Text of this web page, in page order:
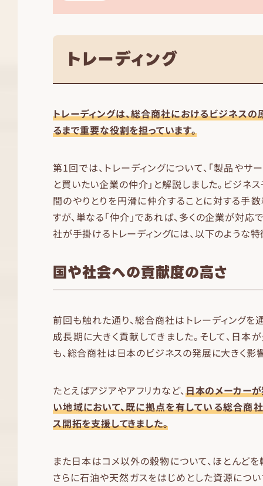
トレーディング
トレーディングは、総合商社におけるビジネスの
るまで重要な役割を担っています。
第1回では、トレーディングについて、「製品やサ
と買いたい企業の仲介」と解説しました。ビジネ
間のやりとりを円滑に仲介することに対する手
すが、単なる「仲介」であれば、多くの企業が対応
社が手掛けるトレーディングには、以下のような
国や社会への貢献度の高さ
前回も触れた通り、総合商社はトレーディングを
成長期に大きく貢献してきました。そして、日本
も、総合商社は日本のビジネスの発展に大きく影
たとえばアジアやアフリカなど、日本のメーカー
い地域において、既に拠点を有している総合商
ス開拓を支援してきました。
また日本はコメ以外の穀物について、ほとんどを
さらに石油や天然ガスをはじめとした資源につい